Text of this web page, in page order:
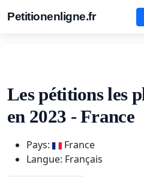
Petitionenligne.fr
Les pétitions les
en 2023 - France
Pays:
France
Langue: Français